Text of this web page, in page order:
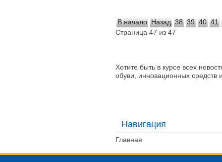
В начало Назад 38 39 40 41
Страница 47 из 47
Хотите быть в курсе всех
обуви, инновационных средств
Навигация
Главная